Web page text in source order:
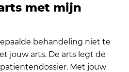
met mijn
behandeling niet te
jouw arts. De arts legt de
Met jouw